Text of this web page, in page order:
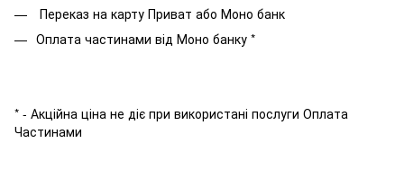
Переказ на карту Приват або Моно банк
Оплата частинами від Моно банку *
* - Акційна ціна не діє при використані послуги Оплата
Частинами